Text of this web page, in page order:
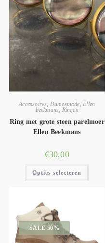
Accessoires, Damesmode,Ellen
beekmans, Ringen
Ring met grote steen parelmoer
Ellen Beekmans
€30,00
Opties selecteren
SALE 50%